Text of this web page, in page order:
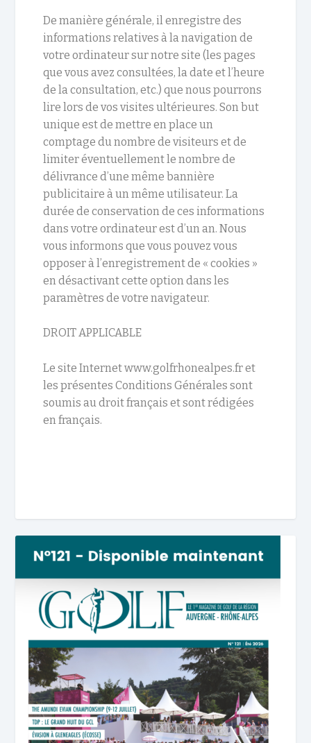
De manière générale, il enregistre des
informations relatives à la navigation de
votre ordinateur sur notre site (les pages
que vous avez consultées, la date et l’heure
de la consultation, etc.) que nous pourrons
lire lors de vos visites ultérieures. Son but
unique est de mettre en place un
comptage du nombre de visiteurs et de
limiter éventuellement le nombre de
délivrance d’une même bannière
publicitaire à un même utilisateur. La
durée de conservation de ces informations
dans votre ordinateur est d’un an. Nous
vous informons que vous pouvez vous
opposer à l’enregistrement de « cookies »
en désactivant cette option dans les
paramètres de votre navigateur.
DROIT APPLICABLE
Le site Internet www.golfrhonealpes.fr et
les présentes Conditions Générales sont
soumis au droit français et sont rédigées
en français.